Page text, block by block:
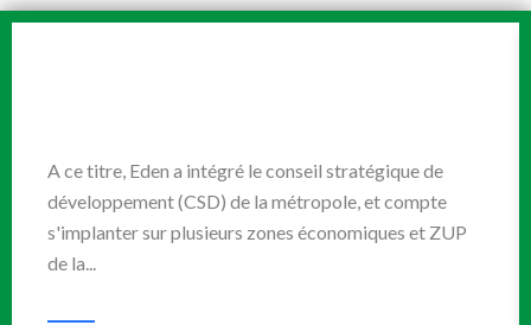
A ce titre, Eden a intégré le conseil stratégique de
développement (CSD) de la métropole, et compte
s'implanter sur plusieurs zones économiques et ZUP
de la...